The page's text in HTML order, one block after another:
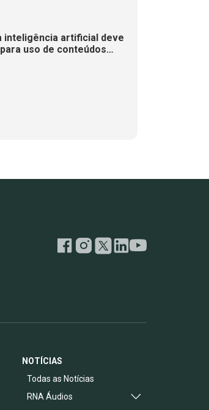
inteligência artificial deve
uso de conteúdos
NOTÍCIAS
Todas as Notícias
RNA Áudios